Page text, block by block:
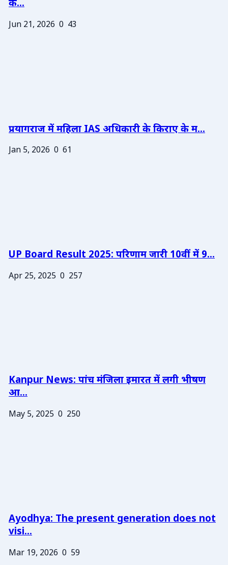
के...
Jun 21, 2026 0 43
प्रयागराज में महिला IAS अधिकारी के किराए के म...
Jan 5, 2026 0 61
UP Board Result 2025: परिणाम जारी 10वीं में 9...
Apr 25, 2025 0 257
Kanpur News: पांच मंजिला इमारत में लगी भीषण
आ...
May 5, 2025 0 250
Ayodhya: The present generation does not
visi...
Mar 19, 2026 0 59